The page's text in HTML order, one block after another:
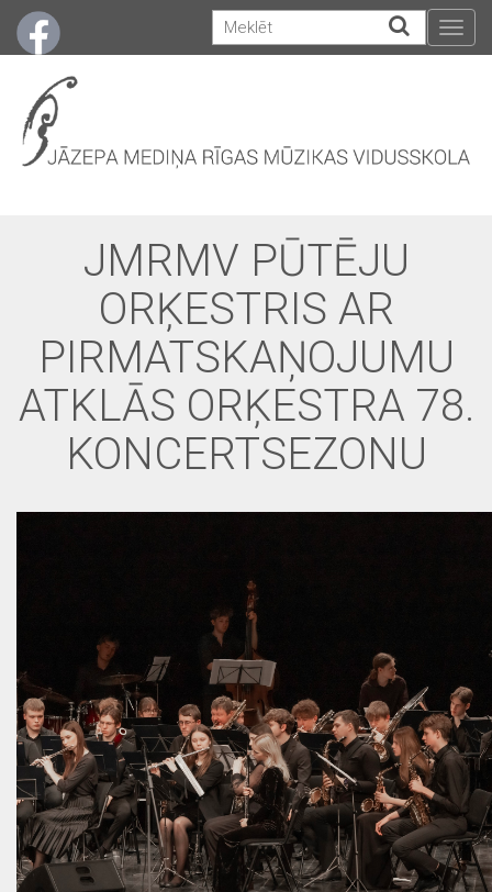
JMRMV PŪTĒJU
ORĶESTRIS AR
PIRMATSKAŅOJUMU
ATKLĀS ORĶESTRA 78.
KONCERTSEZONU